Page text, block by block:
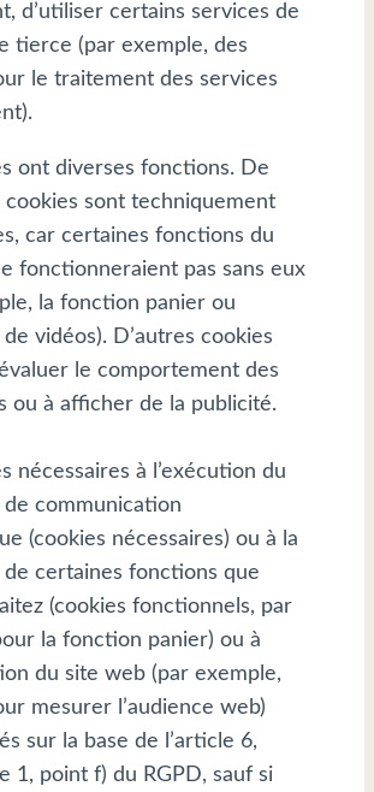
d’utiliser certains services de
tierce (par exemple, des
le traitement des services
ont diverses fonctions. De
cookies sont techniquement
car certaines fonctions du
fonctionneraient pas sans eux
la fonction panier ou
de vidéos). D’autres cookies
le comportement des
ou à afficher de la publicité.
nécessaires à l’exécution du
de communication
(cookies nécessaires) ou à la
certaines fonctions que
(cookies fonctionnels, par
la fonction panier) ou à
du site web (par exemple,
mesurer l’audience web)
sur la base de l’article 6,
1, point f) du RGPD, sauf si